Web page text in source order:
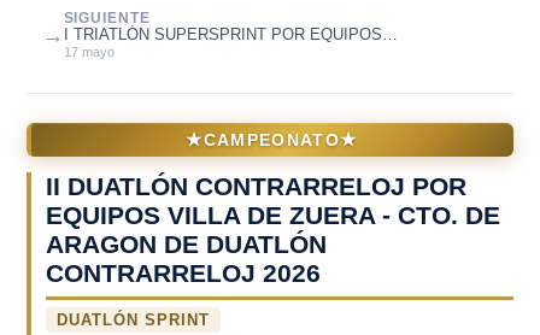
SIGUIENTE
I TRIATLÓN SUPERSPRINT POR EQUIPOS
CD/INF/POPULAR DE MEQUINENZA E.M. EL OLIVAR
17 mayo
→
★CAMPEONATO★
II DUATLÓN CONTRARRELOJ POR
EQUIPOS VILLA DE ZUERA - CTO. DE
ARAGON DE DUATLÓN
CONTRARRELOJ 2026
DUATLÓN SPRINT